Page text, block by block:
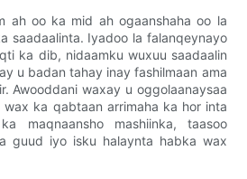
ah oo ka mid ah ogaanshaha oo la
saadaalinta. Iyadoo la falanqeynayo
ka dib, nidaamku wuxuu saadaalin
u badan tahay inay fashilmaan ama
Awooddani waxay u oggolaanaysaa
wax ka qabtaan arrimaha ka hor inta
maqnaansho mashiinka, taasoo
guud iyo isku halaynta habka wax